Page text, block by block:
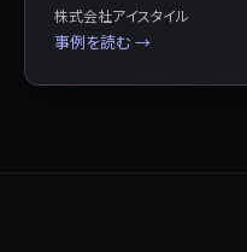
株式会社アイスタイル
事例を読む →